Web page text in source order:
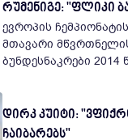
რუმენიგე: "ფლიკი
ევროპის
მთავარი მწვრთნელის
ბუნდესნაკრები
დირკ კუიტი:
ჩაიბარებს"